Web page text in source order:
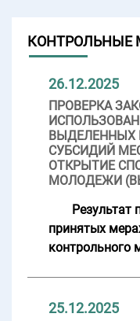
КОНТРОЛЬНЫЕ
26.12.2025
ПРОВЕРКА
ВЫДЕЛЕННЫХ
СУБСИДИЙ
ОТКРЫТИЕ
МОЛОДЕЖИ
Результат
принятых
контрольного
25.12.2025